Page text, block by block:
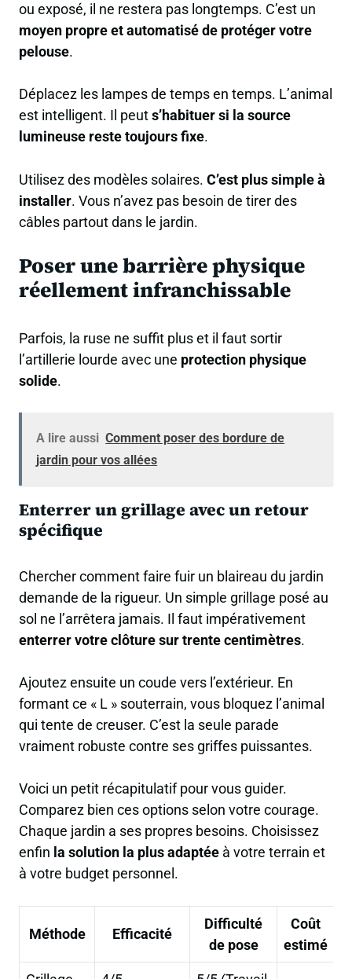
ou exposé, il ne restera pas longtemps. C’est un
moyen propre et automatisé de protéger votre
pelouse.
Déplacez les lampes de temps en temps. L’animal
est intelligent. Il peuts’habituer si la source
lumineuse reste toujours fixe.
Utilisez des modèles solaires. C’est plus simple à
installer. Vous n’avez pas besoin de tirer des
câbles partout dans le jardin.
Poser une barrière physique
réellement infranchissable
Parfois, la ruse ne suffit plus et il faut sortir
l’artillerie lourde avec une protection physique
solide.
A lire aussi Comment poser des bordure de
jardin pour vos allées
Enterrer un grillage avec un retour
spécifique
Chercher comment faire fuir un blaireau du jardin
demande de la rigueur. Un simple grillage posé au
sol ne l’arrêtera jamais. Il faut impérativement
enterrer votre clôture sur trente centimètres.
Ajoutez ensuite un coude vers l’extérieur. En
formant ce « L » souterrain, vous bloquez l’animal
qui tente de creuser. C’est la seule parade
vraiment robuste contre ses griffes puissantes.
Voici un petit récapitulatif pour vous guider.
Comparez bien ces options selon votre courage.
Chaque jardin a ses propres besoins. Choisissez
enfin la solution la plus adaptée à votre terrain et
à votre budget personnel.
Méthode Efficacité
Difficulté
de pose
Coût
estimé